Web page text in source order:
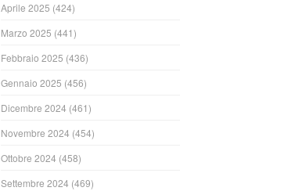
Aprile 2025 (424)
Marzo 2025 (441)
Febbraio 2025 (436)
Gennaio 2025 (456)
Dicembre 2024 (461)
Novembre 2024 (454)
Ottobre 2024 (458)
Settembre 2024 (469)